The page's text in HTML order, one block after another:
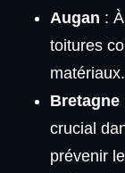
Augan :
toitures
matériaux.
Bretagne
crucial
prévenir